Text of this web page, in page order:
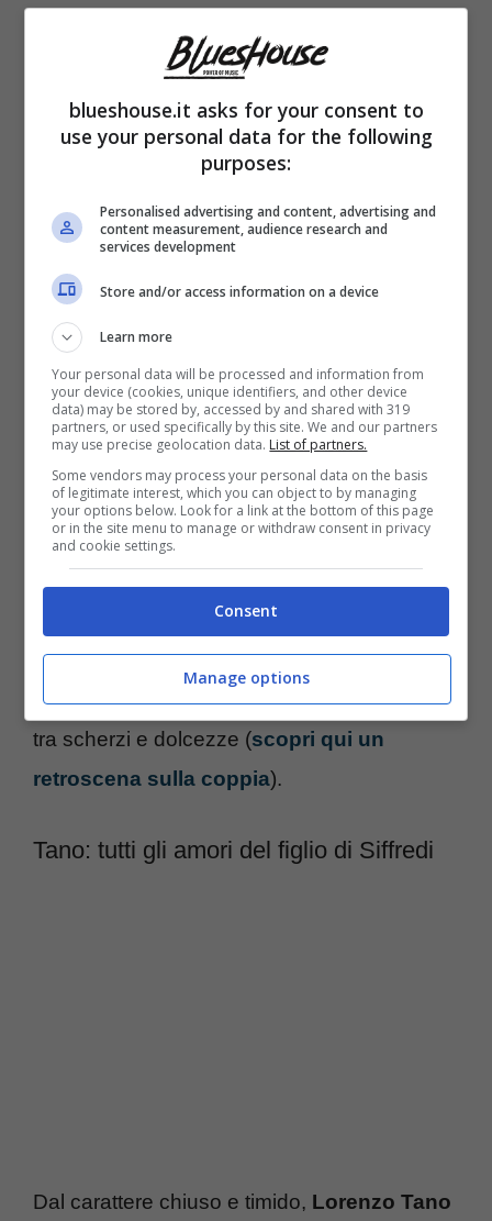
Prima che il figlio di Siffredi tornare a casa, si
sono diffusi alcuni rumurs su una presunta
crisi tra Tano e Lucrezia, secondo i quali il
loro amore era scemato. Ma in realtà non è
affatto così e la provasono i recenti scatti
della coppia condivisi sui social , durante
un viaggio in macchina:la Lando ha
accompagnato il fidanzato in Ungheria,
per conoscere la famiglia di lui.
Giorni fa, il duo si era cimentato una gita nel
Bel Paese, spostandosi da Bassano del
Grappa a Roma, riprendendosi in macchina
tra scherzi e dolcezze (scopri qui un
retroscena sulla coppia).
Tano: tutti gli amori del figlio di Siffredi
Dal carattere chiuso e timido, Lorenzo Tano
blueshouse.it asks for your consent to
use your personal data for the following
purposes:
Personalised advertising and content, advertising and
content measurement, audience research and
services development
Store and/or access information on a device
Learn more
Your personal data will be processed and information from
your device (cookies, unique identifiers, and other device
data) may be stored by, accessed by and shared with 319
partners, or used specifically by this site. We and our partners
may use precise geolocation data. List of partners.
Some vendors may process your personal data on the basis
of legitimate interest, which you can object to by managing
your options below. Look for a link at the bottom of this page
or in the site menu to manage or withdraw consent in privacy
and cookie settings.
Consent
Manage options